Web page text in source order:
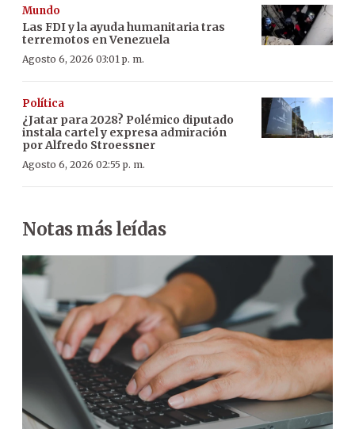
Mundo
Las FDI y la ayuda humanitaria tras
terremotos en Venezuela
Agosto 6, 2026 03:01 p. m.
Política
¿Jatar para 2028? Polémico diputado
instala cartel y expresa admiración
por Alfredo Stroessner
Agosto 6, 2026 02:55 p. m.
Notas más leídas